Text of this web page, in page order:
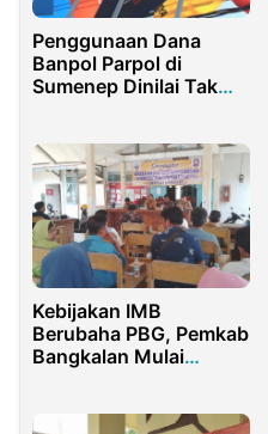
Penggunaan Dana
Banpol Parpol di
Sumenep Dinilai Tak
Kebijakan IMB
Berubaha PBG, Pemkab
Bangkalan Mulai